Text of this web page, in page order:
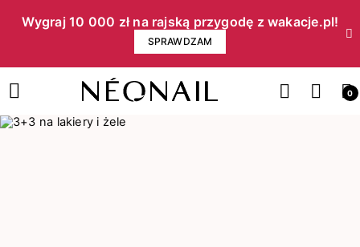
Wygraj 10 000 zł na rajską przygodę z wakacje.pl!​
SPRAWDZAM
0